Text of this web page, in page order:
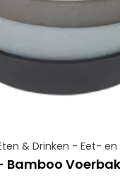
& Drinken - Eet-
Bamboo